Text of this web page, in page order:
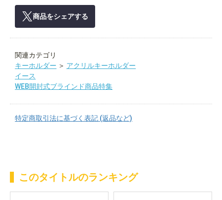
商品をシェアする
関連カテゴリ
キーホルダー ＞ アクリルキーホルダー
イース
WEB開封式ブラインド商品特集
特定商取引法に基づく表記 (返品など)
このタイトルのランキング